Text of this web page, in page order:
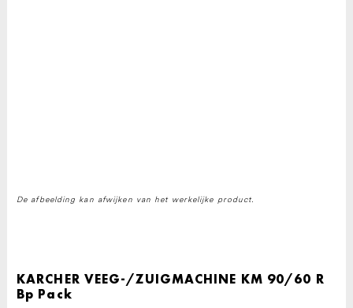
De afbeelding kan afwijken van het werkelijke product.
KARCHER VEEG-/ZUIGMACHINE KM 90/60 R
Bp Pack